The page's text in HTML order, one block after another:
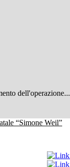
dell'operazione...